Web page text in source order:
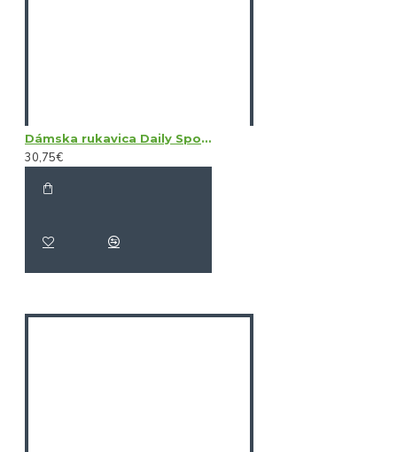
Dámska rukavica Daily Sports Sun Glove LH
30,75€